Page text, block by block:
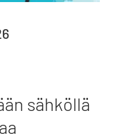
sähköllä